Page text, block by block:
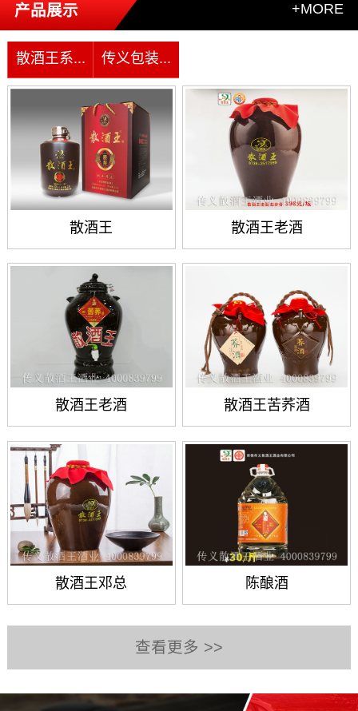
产品展示 +MORE
散酒王系... 传义包装...
散酒王 散酒王老酒
散酒王老酒 散酒王苦荞酒
散酒王邓总 陈酿酒
查看更多 >>